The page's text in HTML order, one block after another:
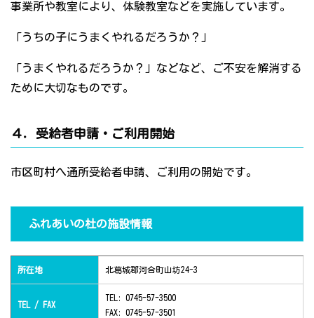
事業所や教室により、体験教室などを実施しています。
「うちの子にうまくやれるだろうか？」
「うまくやれるだろうか？」などなど、ご不安を解消する
ために大切なものです。
４．受給者申請・ご利用開始
市区町村へ通所受給者申請、ご利用の開始です。
ふれあいの杜の施設情報
所在地 北葛城郡河合町山坊24-3
TEL / FAX
TEL: 0745-57-3500
FAX: 0745-57-3501